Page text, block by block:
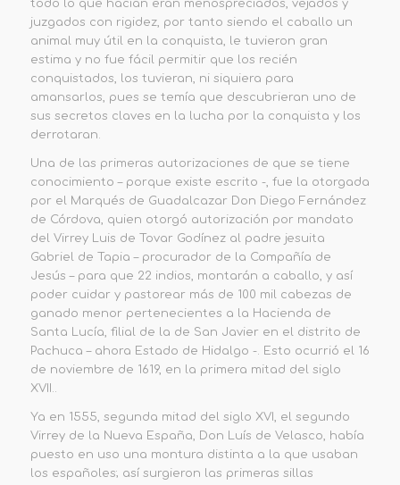
todo lo que hacían eran menospreciados, vejados y
juzgados con rigidez, por tanto siendo el caballo un
animal muy útil en la conquista, le tuvieron gran
estima y no fue fácil permitir que los recién
conquistados, los tuvieran, ni siquiera para
amansarlos, pues se temía que descubrieran uno de
sus secretos claves en la lucha por la conquista y los
derrotaran.
Una de las primeras autorizaciones de que se tiene
conocimiento – porque existe escrito -, fue la otorgada
por el Marqués de Guadalcazar Don Diego Fernández
de Córdova, quien otorgó autorización por mandato
del Virrey Luis de Tovar Godínez al padre jesuita
Gabriel de Tapia – procurador de la Compañía de
Jesús – para que 22 indios, montarán a caballo, y así
poder cuidar y pastorear más de 100 mil cabezas de
ganado menor pertenecientes a la Hacienda de
Santa Lucía, filial de la de San Javier en el distrito de
Pachuca – ahora Estado de Hidalgo -. Esto ocurrió el 16
de noviembre de 1619, en la primera mitad del siglo
XVII..
Ya en 1555, segunda mitad del siglo XVI, el segundo
Virrey de la Nueva España, Don Luís de Velasco, había
puesto en uso una montura distinta a la que usaban
los españoles; así surgieron las primeras sillas